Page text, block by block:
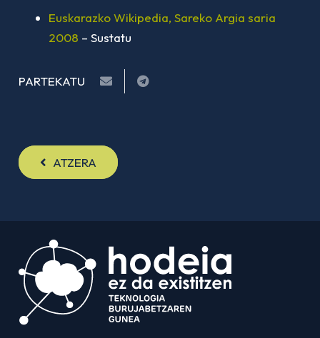
Euskarazko Wikipedia, Sareko Argia saria
2008 – Sustatu
PARTEKATU
ATZERA